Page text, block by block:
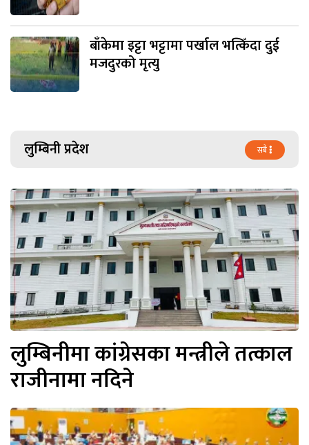
बाँकेमा इट्टा भट्टामा पर्खाल भत्किँदा दुई
मजदुरको मृत्यु
लुम्बिनी प्रदेश सबै
लुम्बिनीमा कांग्रेसका मन्त्रीले तत्काल
राजीनामा नदिने